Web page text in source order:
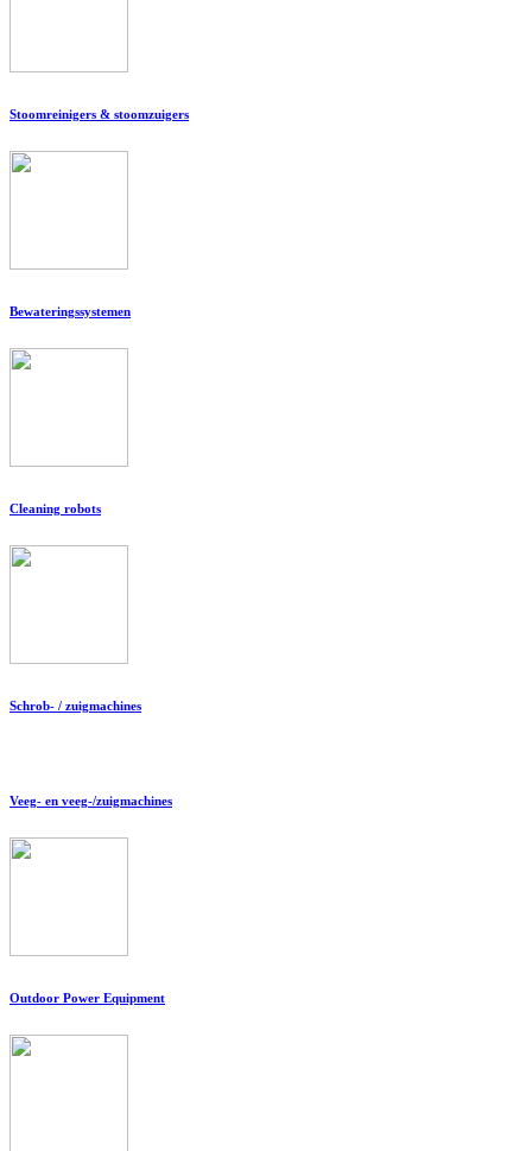
Stoomreinigers & stoomzuigers
Bewateringssystemen
Cleaning robots
Schrob- / zuigmachines
Veeg- en veeg-/zuigmachines
Outdoor Power Equipment